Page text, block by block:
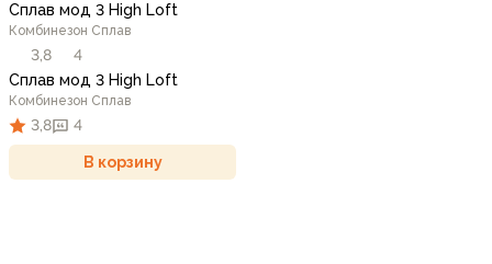
Сплав мод 3 High Loft
Комбинезон Сплав
3,8
4
Сплав мод 3 High Loft
Комбинезон Сплав
3,8 4
В корзину